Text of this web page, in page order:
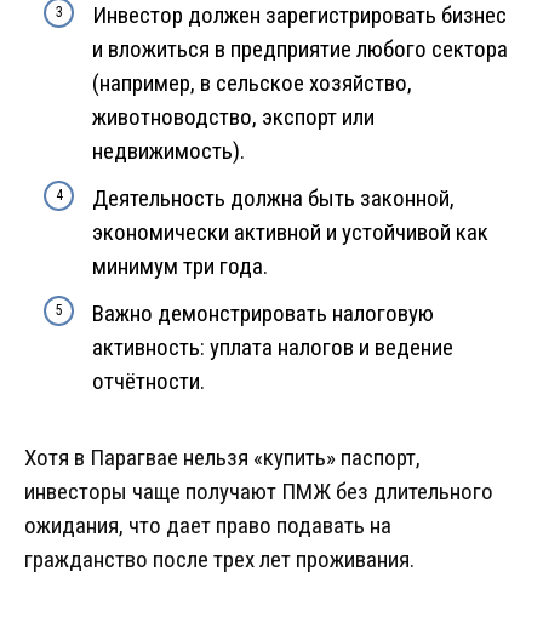
Инвестор должен зарегистрировать бизнес
и вложиться в предприятие любого сектора
(например, в сельское хозяйство,
животноводство, экспорт или
недвижимость).
Деятельность должна быть законной,
экономически активной и устойчивой как
минимум три года.
Важно демонстрировать налоговую
активность: уплата налогов и ведение
отчётности.
Хотя в Парагвае нельзя «купить» паспорт,
инвесторы чаще получают ПМЖ без длительного
ожидания, что дает право подавать на
гражданство после трех лет проживания.